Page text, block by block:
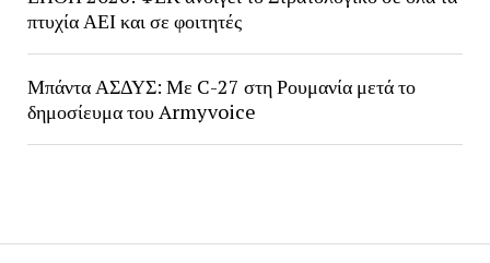
πτυχία ΑΕΙ και σε φοιτητές
Μπάντα ΑΣΔΥΣ: Με C-27 στη Ρουμανία μετά το
δημοσίευμα του Armyvoice